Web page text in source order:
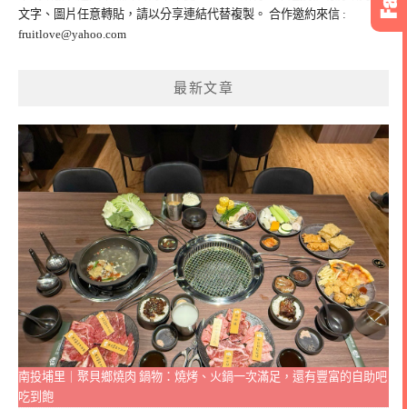
字:
文字、圖片任意轉貼，請以分享連結代替複製。 合作邀約來信 :
fruitlove@yahoo.com
最新文章
南投埔里｜聚貝鄉燒肉 鍋物：燒烤、火鍋一次滿足，還有豐富的自助吧
吃到飽